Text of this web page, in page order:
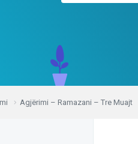
Agjërimi – Ramazani – Tre Muajt